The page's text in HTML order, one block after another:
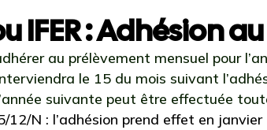
IFER : Adhésion
au prélèvement mensuel pour
le 15 du mois suivant
suivante peut être effectuée
12/N : l’adhésion prend effet en janvier